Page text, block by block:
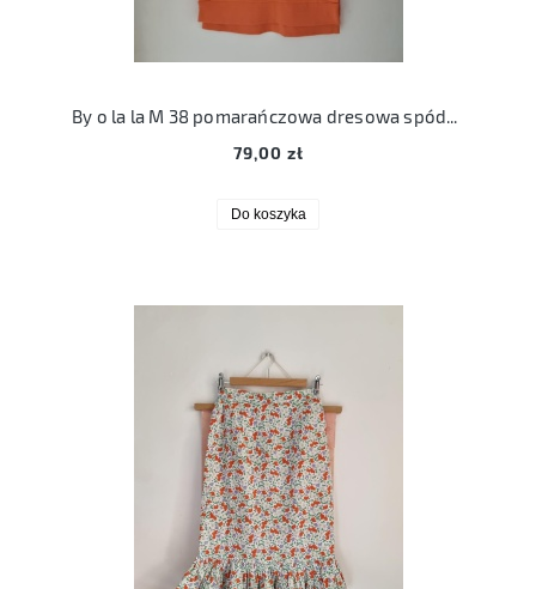
By o la la M 38 pomarańczowa dresowa spódnica M 38
79,00 zł
Do koszyka